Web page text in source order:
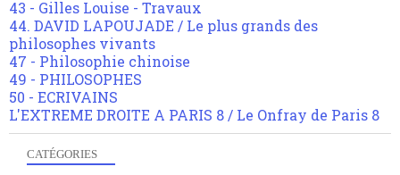
43 - Gilles Louise - Travaux
44. DAVID LAPOUJADE / Le plus grands des
philosophes vivants
47 - Philosophie chinoise
49 - PHILOSOPHES
50 - ECRIVAINS
L'EXTREME DROITE A PARIS 8 / Le Onfray de Paris 8
CATÉGORIES